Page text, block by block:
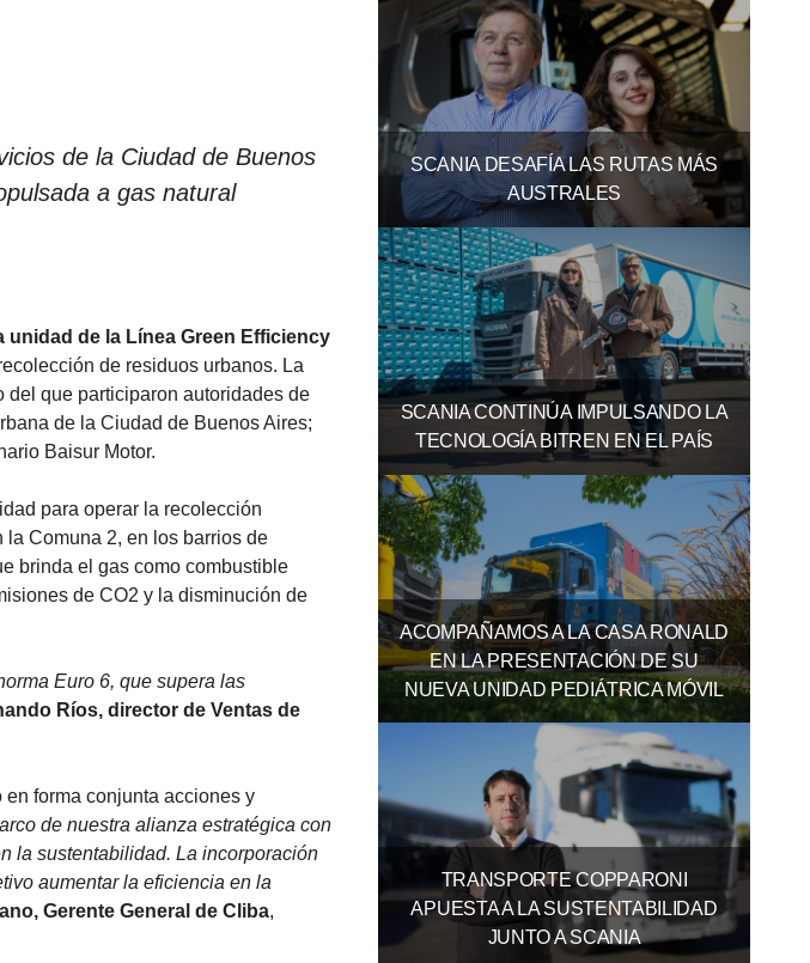
de la Ciudad de Buenos
a gas natural
de la Línea Green Efficiency
de residuos urbanos. La
que participaron autoridades de
de la Ciudad de Buenos Aires;
Baisur Motor.
para operar la recolección
la Comuna 2, en los barrios de
brinda el gas como combustible
de CO2 y la disminución de
Euro 6, que supera las
Ríos, director de Ventas de
forma conjunta acciones y
de nuestra alianza estratégica con
la sustentabilidad. La incorporación
aumentar la eficiencia en la
Gerente General de Cliba,
SCANIA DESAFÍA LAS RUTAS MÁS
AUSTRALES
SCANIA CONTINÚA IMPULSANDO LA
TECNOLOGÍA BITREN EN EL PAÍS
ACOMPAÑAMOS A LA CASA RONALD
EN LA PRESENTACIÓN DE SU
NUEVA UNIDAD PEDIÁTRICA MÓVIL
TRANSPORTE COPPARONI
APUESTA A LA SUSTENTABILIDAD
JUNTO A SCANIA